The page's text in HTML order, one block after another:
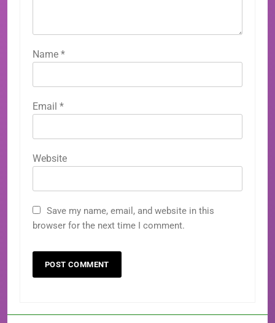
Name *
Email *
Website
Save my name, email, and website in this
browser for the next time I comment.